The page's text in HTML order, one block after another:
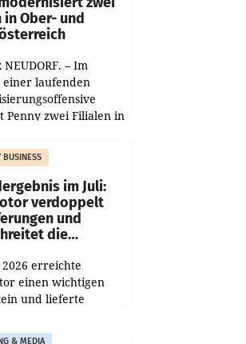
in Ober- und
NEUDORF. – Im
einer laufenden
Penny zwei Filialen in
Standorte liegen in
im rund
im Juli:
verdoppelt
und
die
2026 erreichte
einen wichtigen
und lieferte
sich das Ergebnis
& MEDIA